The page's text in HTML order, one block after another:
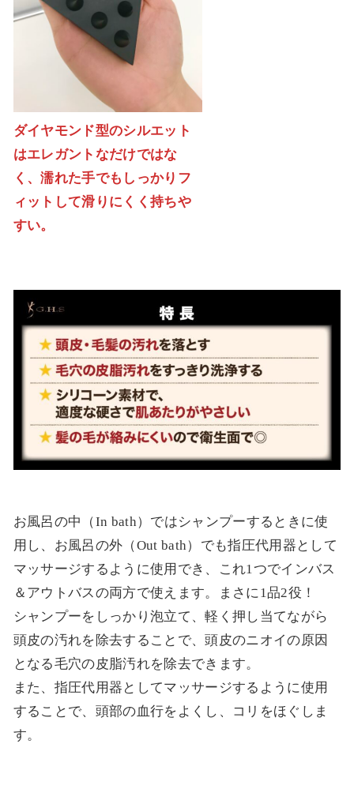
ダイヤモンド型のシルエット
はエレガントなだけではな
く、濡れた手でもしっかりフ
ィットして滑りにくく持ちや
すい。
お風呂の中（In bath）ではシャンプーするときに使
用し、お風呂の外（Out bath）でも指圧代用器として
マッサージするように使用でき、これ1つでインバス
＆アウトバスの両方で使えます。まさに1品2役！
シャンプーをしっかり泡立て、軽く押し当てながら
頭皮の汚れを除去することで、頭皮のニオイの原因
となる毛穴の皮脂汚れを除去できます。
また、指圧代用器としてマッサージするように使用
することで、頭部の血行をよくし、コリをほぐしま
す。